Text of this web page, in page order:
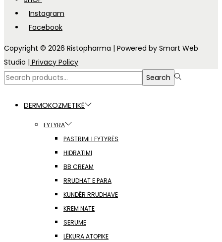
Instagram
Facebook
Copyright © 2026 Ristopharma | Powered by Smart Web
Studio | Privacy Policy
Search
Search
DERMOKOZMETIKË
FYTYRA
PASTRIMI I FYTYRËS
HIDRATIMI
BB CREAM
RRUDHAT E PARA
KUNDËR RRUDHAVE
KREM NATE
SERUME
LËKURA ATOPIKE